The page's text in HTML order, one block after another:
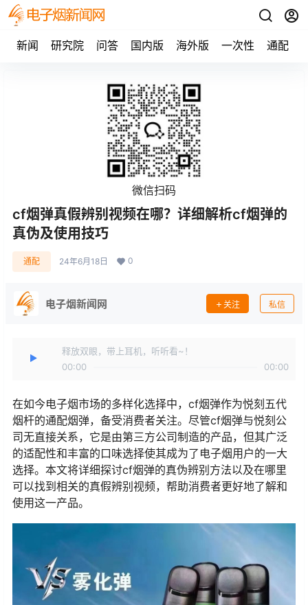
新闻 研究院 问答 国内版 海外版 一次性 通配
微信扫码
cf烟弹真假辨别视频在哪？详细解析cf烟弹的
真伪及使用技巧
通配 24年6月18日 0
电子烟新闻网 关注 私信
释放双眼，带上耳机，听听看~！
00:00
00:00
在如今电子烟市场的多样化选择中，cf烟弹作为悦刻五代
烟杆的通配烟弹，备受消费者关注。尽管cf烟弹与悦刻公
司无直接关系，它是由第三方公司制造的产品，但其广泛
的适配性和丰富的口味选择使其成为了电子烟用户的一大
选择。本文将详细探讨cf烟弹的真伪辨别方法以及在哪里
可以找到相关的真假辨别视频，帮助消费者更好地了解和
使用这一产品。